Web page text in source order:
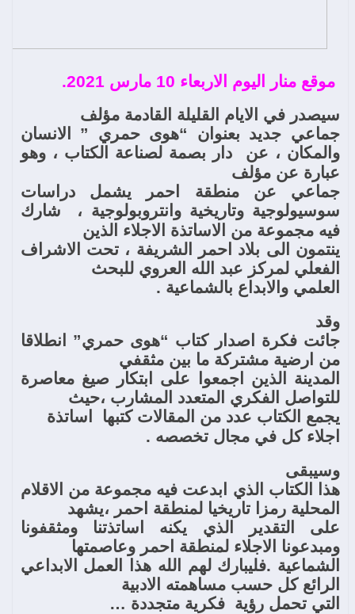
موقع منار اليوم الاربعاء 10 مارس 2021.
سيصدر في الايام القليلة القادمة مؤلف
جماعي جديد بعنوان “هوى حمري ” الانسان
والمكان ، عن
دار بصمة لصناعة الكتاب ، وهو
عبارة عن مؤلف
جماعي عن منطقة احمر يشمل دراسات
سوسيولوجية وتاريخية وانتروبولوجية ،
شارك
فيه مجموعة من الاساتذة الاجلاء الذين
ينتمون الى بلاد احمر الشريفة ، تحت الاشراف
الفعلي لمركز عبد الله العروي للبحث
العلمي والابداع بالشماعية .
وقد
جائت فكرة اصدار كتاب “هوى حمري” انطلاقا
من ارضية مشتركة ما بين مثقفي
المدينة الذين اجمعوا على ابتكار صيغ معاصرة
للتواصل الفكري المتعدد المشارب ،حيث
يجمع الكتاب عدد من المقالات كتبها
اساتذة
اجلاء كل في مجال تخصصه .
وسيبقى
هذا الكتاب الذي ابدعت فيه مجموعة من الاقلام
المحلية رمزا تاريخيا لمنطقة احمر ،يشهد
على التقدير الذي يكنه اساتذتنا ومثقفونا
ومبدعونا الاجلاء لمنطقة احمر وعاصمتها
الشماعية .فليبارك لهم الله هذا العمل الابداعي
الرائع كل حسب مساهمته الادبية
التي تحمل رؤية فكرية متجددة …